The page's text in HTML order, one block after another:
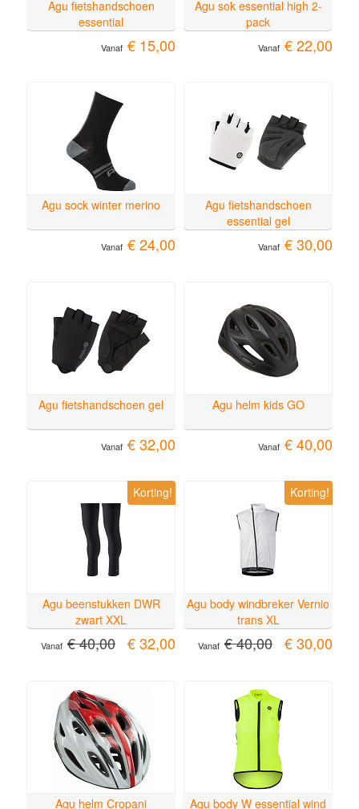
Agu fietshandschoen
essential
Vanaf € 15,00
Agu sok essential high 2-
pack
Vanaf € 22,00
Agu sock winter merino
Vanaf € 24,00
Agu fietshandschoen
essential gel
Vanaf € 30,00
Agu fietshandschoen gel
Vanaf € 32,00
Agu helm kids GO
Vanaf € 40,00
Korting!
Agu beenstukken DWR
zwart XXL
Vanaf € 40,00 € 32,00
Korting!
Agu body windbreker Vernio
trans XL
Vanaf € 40,00 € 30,00
Agu helm Cropani Agu body W essential wind